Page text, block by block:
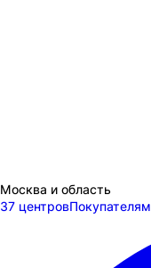
Москва и область
37 центровПокупателям